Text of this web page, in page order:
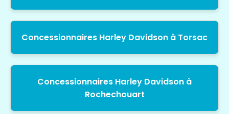
Concessionnaires Harley Davidson à Torsac
Concessionnaires Harley Davidson à
Rochechouart